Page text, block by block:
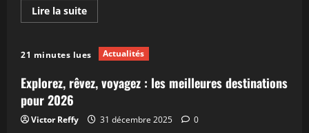
Lire la suiteEn
savoir
Pourquoi
les
veulent
être
2026
:
21 minutes lues Actualités
Explorez, rêvez, voyagez : les meilleures destinations
pour 2026
Victor Reffy 31 décembre 2025 0